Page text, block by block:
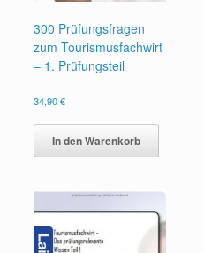
300 Prüfungsfragen
zum Tourismusfachwirt
– 1. Prüfungsteil
34,90€
In den Warenkorb